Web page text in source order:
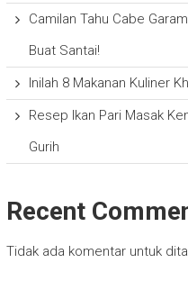
Camilan Tahu Cabe
Buat Santai!
Inilah 8 Makanan Kuliner
Resep Ikan Pari Masak
Gurih
Recent
Tidak ada komentar untuk